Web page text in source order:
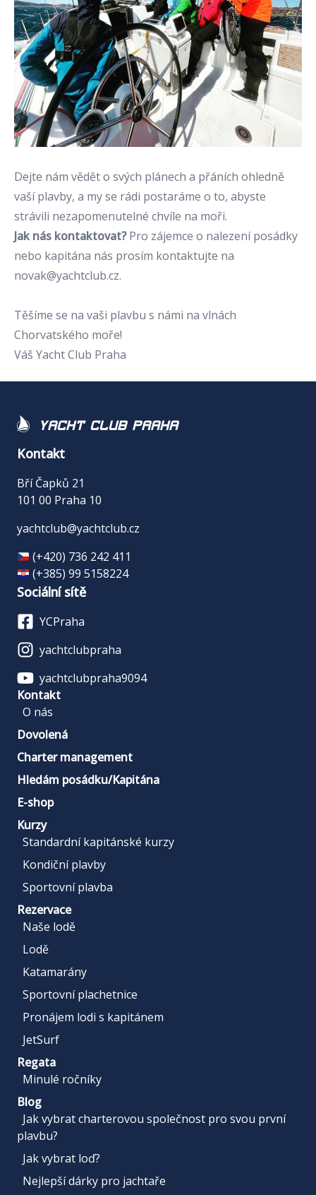
Dejte nám vědět o svých plánech a přáních ohledně
vaší plavby, a my se rádi postaráme o to, abyste
strávili nezapomenutelné chvíle na moři.
Jak nás kontaktovat?Pro zájemce o nalezení posádky
nebo kapitána nás prosím kontaktujte na
novak@yachtclub.cz.
Těšíme se na vaši plavbu s námi na vlnách
Chorvatského moře!
Váš Yacht Club Praha
Yacht Club Praha
Kontakt
Bří Čapků 21
101 00 Praha 10
yachtclub@yachtclub.cz
(+420) 736 242 411
(+385) 99 5158224
Sociální sítě
YCPraha
yachtclubpraha
yachtclubpraha9094
Kontakt
O nás
Dovolená
Charter management
Hledám posádku/Kapitána
E-shop
Kurzy
Standardní kapitánské kurzy
Kondiční plavby
Sportovní plavba
Rezervace
Naše lodě
Lodě
Katamarány
Sportovní plachetnice
Pronájem lodi s kapitánem
JetSurf
Regata
Minulé ročníky
Blog
Jak vybrat charterovou společnost pro svou první
plavbu?
Jak vybrat loď?
Nejlepší dárky pro jachtaře